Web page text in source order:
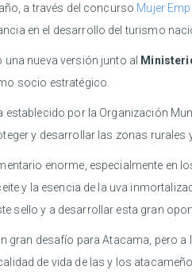
a través del concurso Mujer
en el desarrollo del turismo
nueva versión junto al
socio estratégico.
establecido por la Organización
y desarrollar las zonas rurales
enorme, especialmente
y la esencia de la uva
sello y a desarrollar esta gran
gran desafío para Atacama, pero a
de vida de las y los